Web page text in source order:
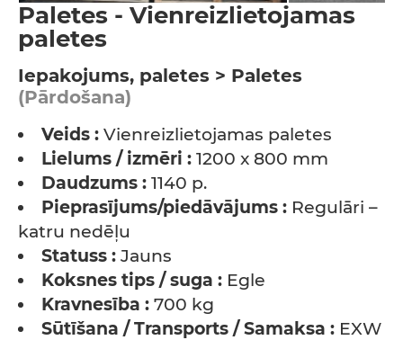
Paletes - Vienreizlietojamas
paletes
Iepakojums, paletes > Paletes
(Pārdošana)
Veids : Vienreizlietojamas paletes
Lielums / izmēri : 1200 x 800 mm
Daudzums : 1140 p.
Pieprasījums/piedāvājums : Regulāri –
katru nedēļu
Statuss : Jauns
Koksnes tips / suga : Egle
Kravnesība : 700 kg
Sūtīšana / Transports / Samaksa : EXW